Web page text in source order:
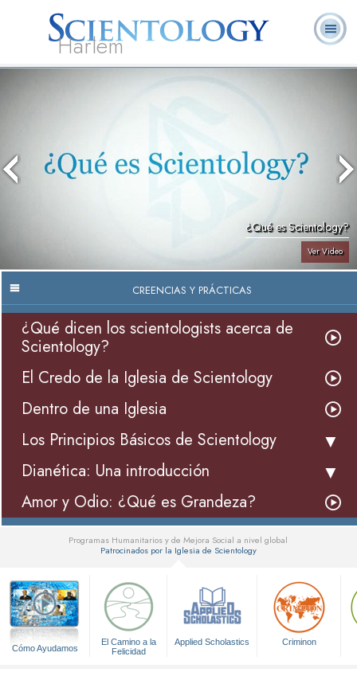
Harlem
¿Qué es Scientology?
Ver Video
CREENCIAS Y PRÁCTICAS
¿Qué dicen los scientologists acerca de
Scientology?
El Credo de la Iglesia de Scientology
Dentro de una Iglesia
Los Principios Básicos de Scientology
Dianética: Una introducción
Amor y Odio: ¿Qué es Grandeza?
Programas Humanitarios y de Mejora Social a nivel global
Patrocinados por la Iglesia de Scientology
Cómo Ayudamos
El Camino a la
Felicidad
Applied Scholastics Criminon